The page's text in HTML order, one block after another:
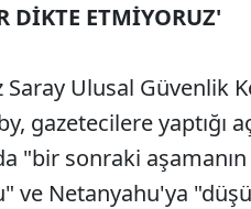
DİKTE ETMİYORUZ'
Saray Ulusal Güvenlik
gazetecilere yaptığı
"bir sonraki
ve Netanyahu'ya